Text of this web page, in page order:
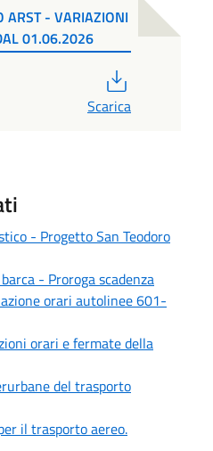
ARST - VARIAZIONI
01.06.2026
Scarica
- Progetto San Teodoro
- Proroga scadenza
orari autolinee 601-
orari e fermate della
del trasporto
il trasporto aereo.